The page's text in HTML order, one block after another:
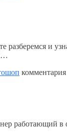
разберемся и
комментария